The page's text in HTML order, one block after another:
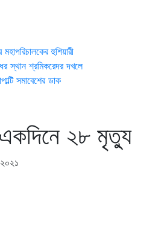
হুশিয়ারী
স্থান শ্রমিকরেদর দখলে
সমাবেশের ডাক
একদিনে ২৮ মৃত্যু